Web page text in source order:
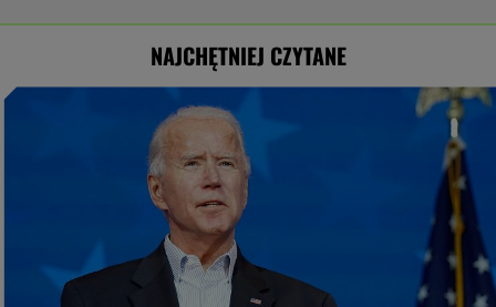
NAJCHĘTNIEJ CZYTANE